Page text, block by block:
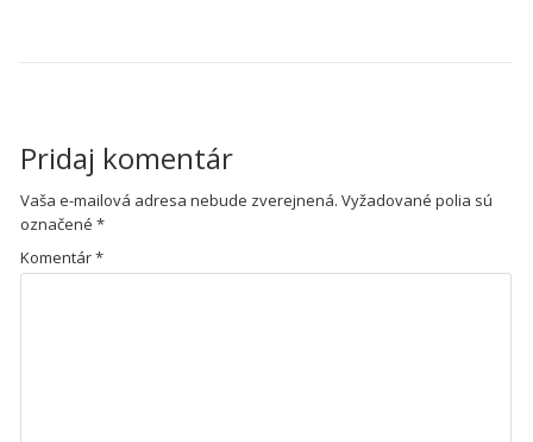
Pridaj komentár
Vaša e-mailová adresa nebude zverejnená. Vyžadované polia sú
označené *
Komentár*